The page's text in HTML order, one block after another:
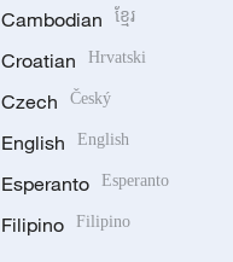
Cambodian ខ្មែរ
Croatian Hrvatski
Czech Český
English English
Esperanto Esperanto
Filipino Filipino